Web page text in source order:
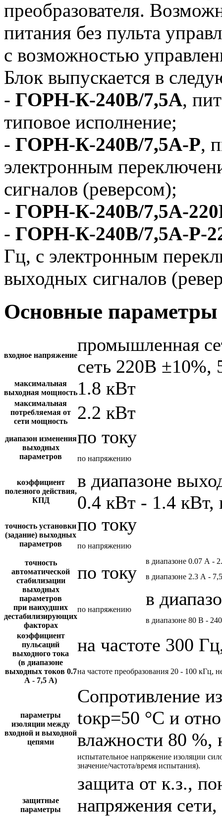
преобразователя.
питания без пульта
с возможностью
Блок выпускается в
- ГОРН-К-240В/7,5А,
типовое исполнение;
- ГОРН-К-240В/7,5А-Р,
электронным
сигналов (реверсом);
- ГОРН-К-240В/7,5А-
- ГОРН-К-240В/7,5А-Р-
Гц, с электронным
выходных сигналов
Основные параметры
входное напряжение
промышленная
сеть 220В ±10%,
максимальная
выходная мощность1.8 кВт
максимальная
потребляемая от
сети мощность
2.2 кВт
диапазон изменения
выходных
параметров
по току
по напряжению
коэффициент
полезного действия,
КПД
в диапазоне
0.4 кВт - 1.4 кВт,
точность установки
(задание) выходных
параметров
по току
по напряжению
точность
автоматической
стабилизации
выходных
параметров
при наихудших
дестабилизирующих
факторах
по току
в диапазоне 0.07 А -
в диапазоне 2.3 А -
по напряжению
в
в диапазоне 80 В -
коэффициент
пульсаций
выходного тока
(в диапазоне
выходных токов 0.7
А - 7,5 А)
на частоте 300
на частоте преобразования 20 - 100 кГц,
параметры
изоляции между
входной и выходной
цепями
Сопротивление
tокр=50 °С и
влажности 80 %,
испытательное напряжение изоляции
значение/частота/время испытания).
защитные
параметры
защита от к.з.,
напряжения